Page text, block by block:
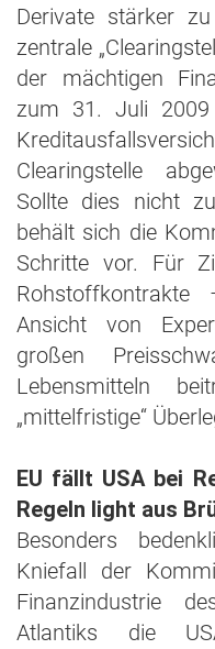
Derivate stärker
zentrale
der mächtigen
zum 31. Juli 2009
Clearingstelle
Sollte dies nicht
behält sich die
Schritte vor. Für
Ansicht von
großen
Lebensmitteln
„mittelfristige“
EU fällt USA bei
Regeln light aus
Besonders
Kniefall der
Finanzindustrie
Atlantiks die